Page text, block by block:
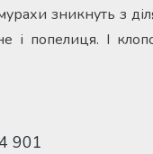
зникнуть з
і попелиця. І
901